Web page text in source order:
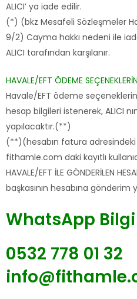
ALICI’ ya iade edilir.
(*) (bkz Mesafeli Sözleşmeler
9/2) Cayma hakkı nedeni ile
ALICI tarafından karşılanır.
HAVALE/EFT ÖDEME
Havale/EFT ödeme
hesap bilgileri istenerek, ALICI
yapılacaktır.(**)
(**)(hesabın fatura adresindeki
fithamle.com daki kayıtlı
HAVALE/EFT İLE GÖNDERİLEN
başkasının hesabına gönderim
WhatsApp
0532 778 01 32